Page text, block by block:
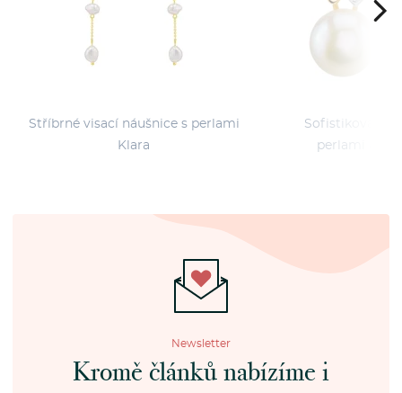
Stříbrné visací náušnice s perlami
Klara
Sofistikované
perlami a
Newsletter
Kromě článků nabízíme i